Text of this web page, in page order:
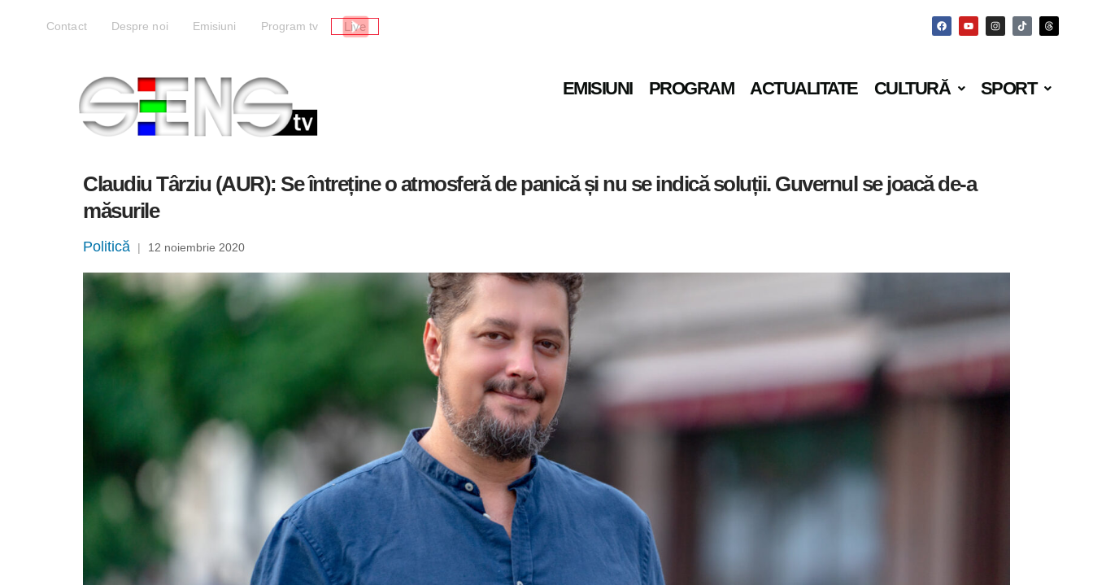
Contact Despre noi Emisiuni Program tv Live
EMISIUNI PROGRAM ACTUALITATE CULTURĂ SPORT
Claudiu Târziu (AUR): Se întreține o atmosferă de panică și nu se indică soluții. Guvernul se joacă de-a
măsurile
Politică | 12 noiembrie 2020